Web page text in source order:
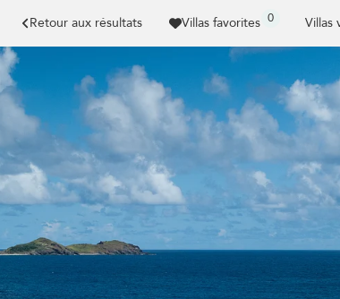
Retour aux résultats Villas favorites 0 Villas